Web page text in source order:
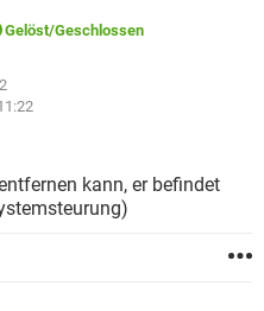
TIKTOK
STREAMING
INSTAGRAM
HARDWARE
TIKTOK
IOS
Gelöst/Geschlossen
kann, er befindet